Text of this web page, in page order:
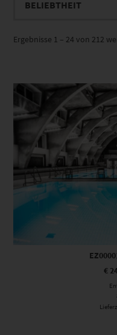
Ergebnisse 1 – 24 von 212
€